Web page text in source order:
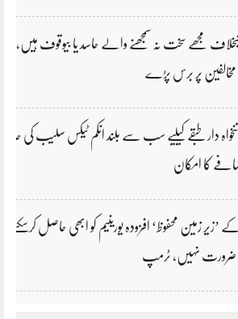
مجھے سخت نہ سمجھنے والے حاسد یا بیوقوف ہیں،
پر برس پڑے
دار طبقے کیلیے سب سے بلند انکم ٹیکس سلیب کی حد
کا امکان
’زیر زمین محفوظ‘ افزودہ یورینیم کو ابھی حاصل کرسکتے
ضرورت نہیں، ٹرمپ